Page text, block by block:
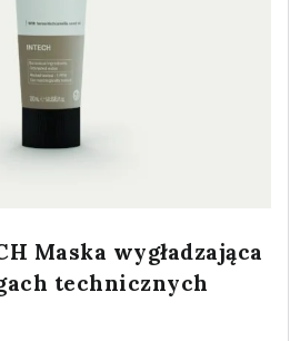
Maska wygładzająca
technicznych